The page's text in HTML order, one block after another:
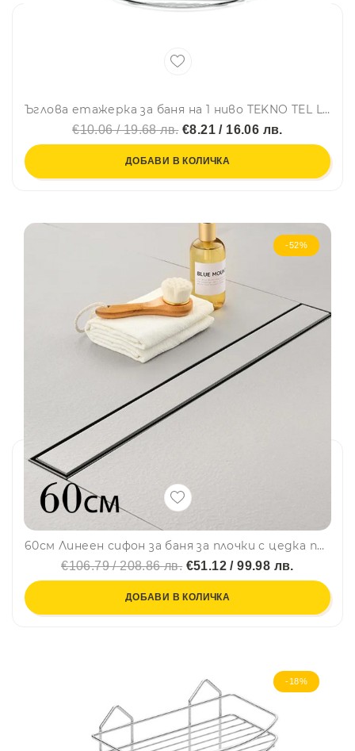
Ъглова етажерка за баня на 1 ниво TEKNO TEL LM 007, 24х24х11 см, Закрепване с дюбел, Сребрист
€10.06 / 19.68 лв.€8.21 / 16.06 лв.
ДОБАВИ В КОЛИЧКА
-52%
60см Линеен сифон за баня за плочки с цедка против запушване, хром
€106.79 / 208.86 лв. €51.12 / 99.98 лв.
ДОБАВИ В КОЛИЧКА
-18%